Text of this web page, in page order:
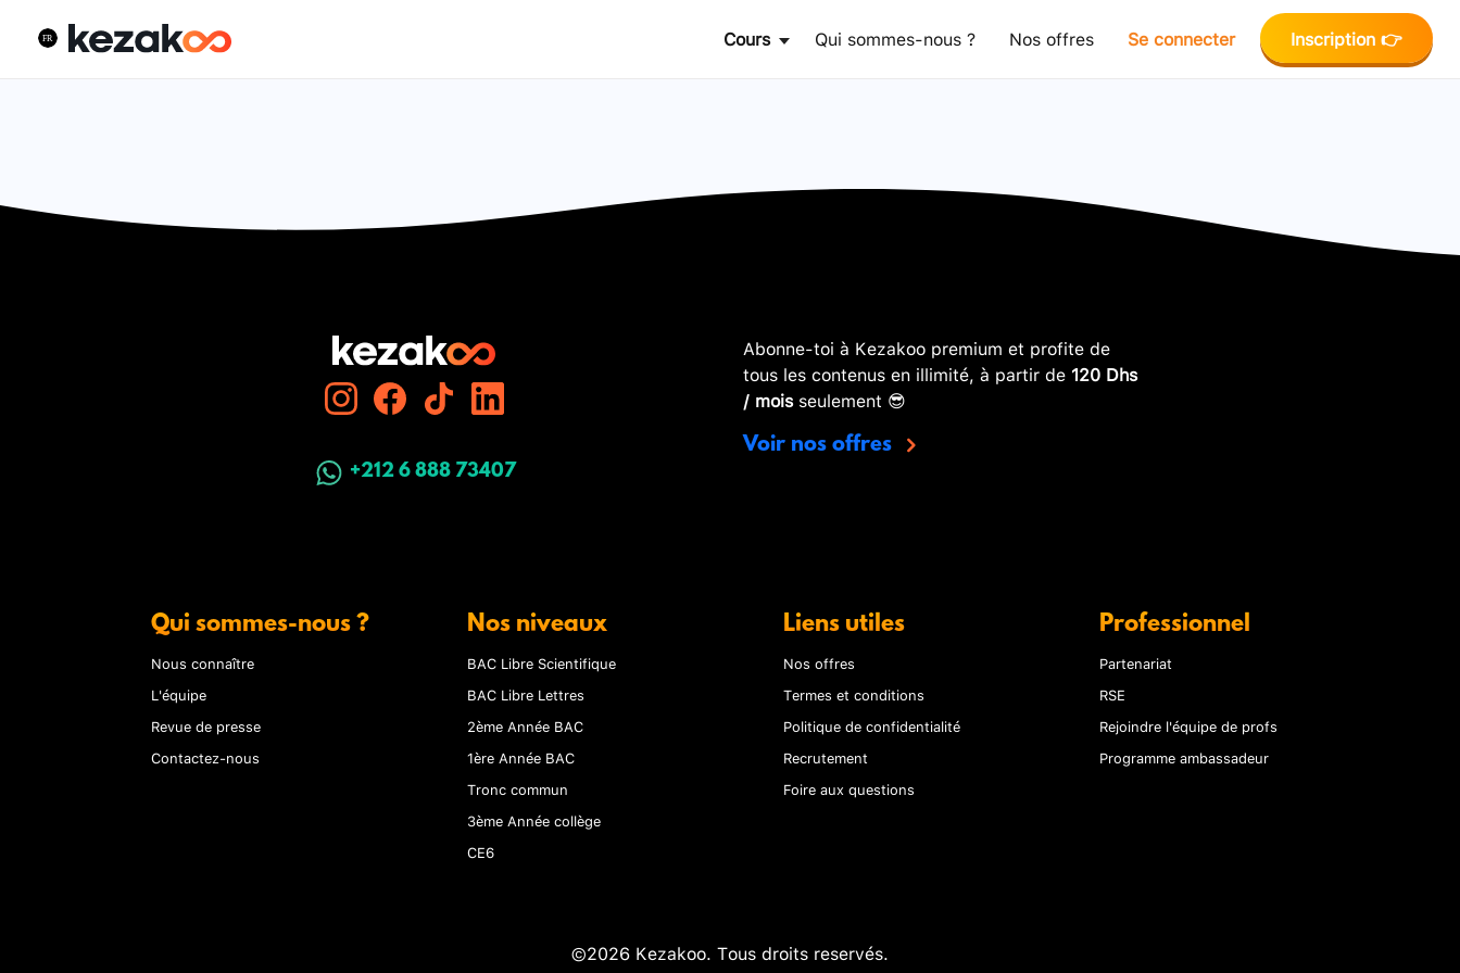
Cours Qui sommes-nous ? Nos offres Se connecter Inscription 👉
+212 6 888 73407
Abonne-toi à Kezakoo premium et profite de
tous les contenus en illimité, à partir de 120 Dhs
/ moisseulement 😎
Voir nos offres
Qui sommes-nous ?
Nous connaître
L'équipe
Revue de presse
Contactez-nous
Nos niveaux
BAC Libre Scientifique
BAC Libre Lettres
2ème Année BAC
1ère Année BAC
Tronc commun
3ème Année collège
CE6
Liens utiles
Nos offres
Termes et conditions
Politique de confidentialité
Recrutement
Foire aux questions
Professionnel
Partenariat
RSE
Rejoindre l'équipe de profs
Programme ambassadeur
©2026 Kezakoo. Tous droits reservés.